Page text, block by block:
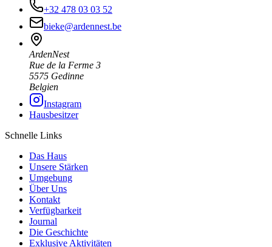
+32 478 03 03 52
bieke@ardennest.be
ArdenNest
Rue de la Ferme 3
5575 Gedinne
Belgien
Instagram
Hausbesitzer
Schnelle Links
Das Haus
Unsere Stärken
Umgebung
Über Uns
Kontakt
Verfügbarkeit
Journal
Die Geschichte
Exklusive Aktivitäten